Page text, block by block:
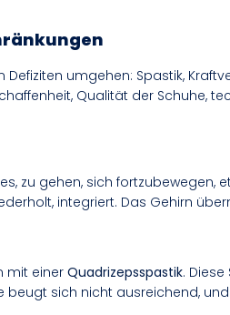
umgehen: Spastik,
Qualität der Schuhe,
zu gehen, sich fortzubewegen,
integriert. Das Gehirn
mit einer Quadrizepsspastik.
beugt sich nicht ausreichend,